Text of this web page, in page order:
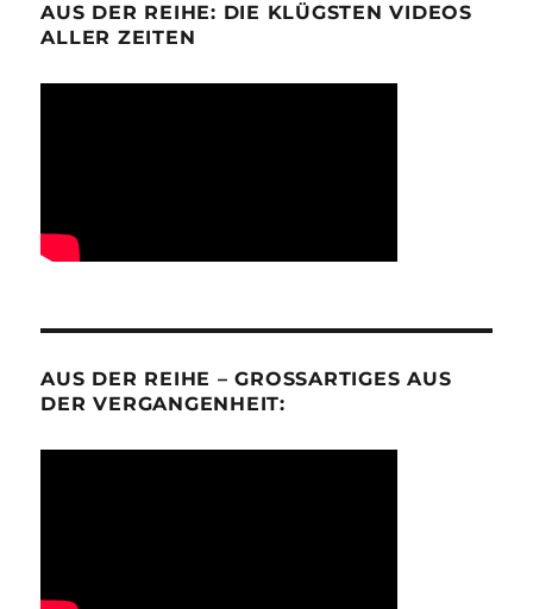
AUS DER REIHE: DIE KLÜGSTEN VIDEOS
ALLER ZEITEN
AUS DER REIHE – GROSSARTIGES AUS D
ER VERGANGENHEIT: